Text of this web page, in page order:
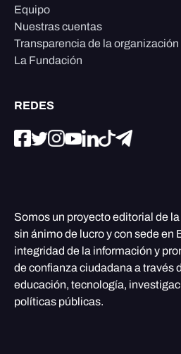
Equipo
Nuestras cuentas
Transparencia de la organización
La Fundación
REDES
Somos un proyecto editorial de la
sin ánimo de lucro y con sede en
integridad de la información y
de confianza ciudadana a través
educación, tecnología,
políticas públicas.